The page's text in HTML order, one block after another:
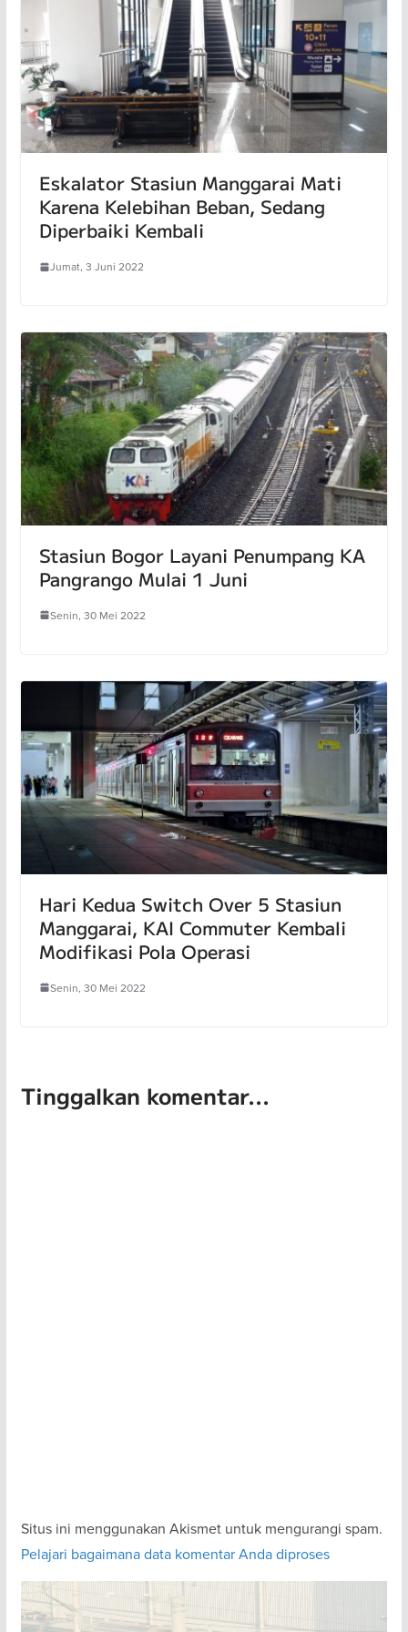
Eskalator Stasiun Manggarai Mati
Karena Kelebihan Beban, Sedang
Diperbaiki Kembali
Jumat, 3 Juni 2022
Stasiun Bogor Layani Penumpang KA
Pangrango Mulai 1 Juni
Senin, 30 Mei 2022
Hari Kedua Switch Over 5 Stasiun
Manggarai, KAI Commuter Kembali
Modifikasi Pola Operasi
Senin, 30 Mei 2022
Tinggalkan komentar...
Situs ini menggunakan Akismet untuk mengurangi spam.
Pelajari bagaimana data komentar Anda diproses